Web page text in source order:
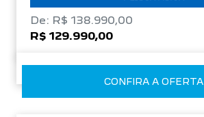
De: R$ 138.990,00
R$ 129.990,00
CONFIRA A OFERTA